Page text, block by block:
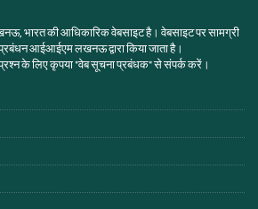
भारत की आधिकारिक वेबसाइट है। वेबसाइट पर सामग्री
आईआईएम लखनऊ द्वारा किया जाता है।
के लिए कृपया "वेब सूचना प्रबंधक"से संपर्क करें।